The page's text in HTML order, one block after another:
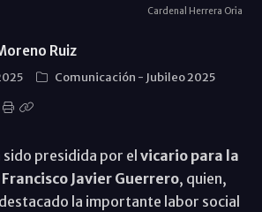
Cardenal Herrera Oria
Ruiz
Comunicación - Jubileo 2025
presidida por el vicario para la
Javier Guerrero, quien,
la importante labor social